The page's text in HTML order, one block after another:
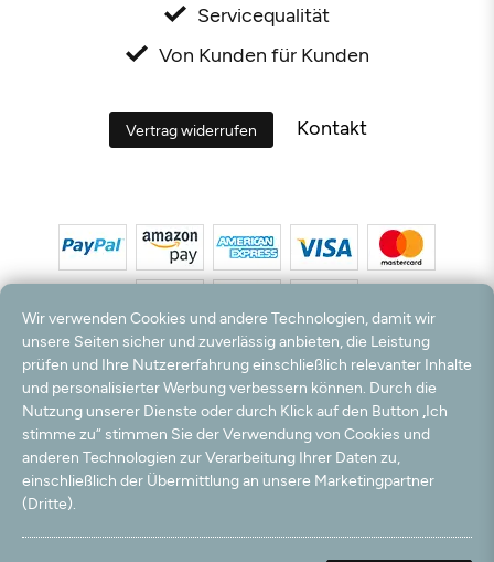
Servicequalität
Von Kunden für Kunden
Vertrag widerrufen Kontakt
*Alle Preise inkl. MwSt. und zzgl. Versandkosten. **Kostenloser Versand und Rückversand
nur innerhalb Deutschlands und Österreichs.
Hinweis:Wir nutzen Ihre E-Mail Adresse für werbliche Zwecke, die jederzeit widerrufen
werden können. Ihre Daten werden nicht an Dritte weitergegeben.
© 2003 - 2026 Teppichversand24 GmbH / Alle Rechte vorbehalten. powered by
createyourtemplate
Wir verwenden Cookies und andere Technologien, damit wir
unsere Seiten sicher und zuverlässig anbieten, die Leistung
prüfen und Ihre Nutzererfahrung einschließlich relevanter Inhalte
und personalisierter Werbung verbessern können. Durch die
Nutzung unserer Dienste oder durch Klick auf den Button „Ich
stimme zu“ stimmen Sie der Verwendung von Cookies und
anderen Technologien zur Verarbeitung Ihrer Daten zu,
einschließlich der Übermittlung an unsere Marketingpartner
(Dritte).